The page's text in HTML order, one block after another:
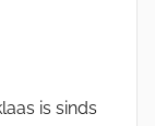
is sinds